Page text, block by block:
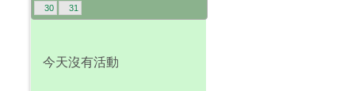
30
31
今天沒有活動